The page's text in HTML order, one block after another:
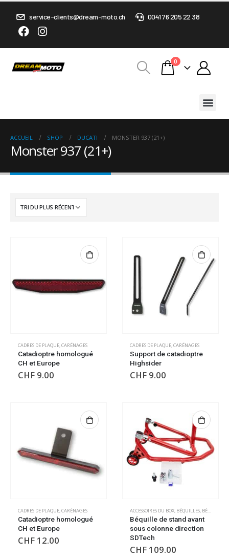
service-clients@dream-moto.ch 0041 76 205 22 38
0
ACCUEIL SHOP DUCATI MONSTER 937 (21+)
Monster 937 (21+)
CADRES DE PLAQUE,CARÉNAGES
Catadioptre homologué
CH et Europe
CHF 9.00
CADRES DE PLAQUE,CARÉNAGES
Support de catadioptre
Highsider
CHF 9.00
CADRES DE PLAQUE,CARÉNAGES
Catadioptre homologué
CH et Europe
CHF 12.00
ACCESSOIRES DU BOX, BÉQUILLES, BÉQUILLES
Béquille de stand avant
sous colonne direction
SDTech
CHF 109.00